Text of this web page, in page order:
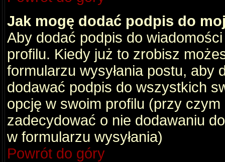
Jak mogę dodać podpis do
Aby dodać podpis do
profilu. Kiedy już to zrobisz
formularzu wysyłania postu,
dodawać podpis do wszystkich
opcję w swoim profilu (przy
zadecydować o nie dodawaniu
w formularzu wysyłania)
Powrót do góry